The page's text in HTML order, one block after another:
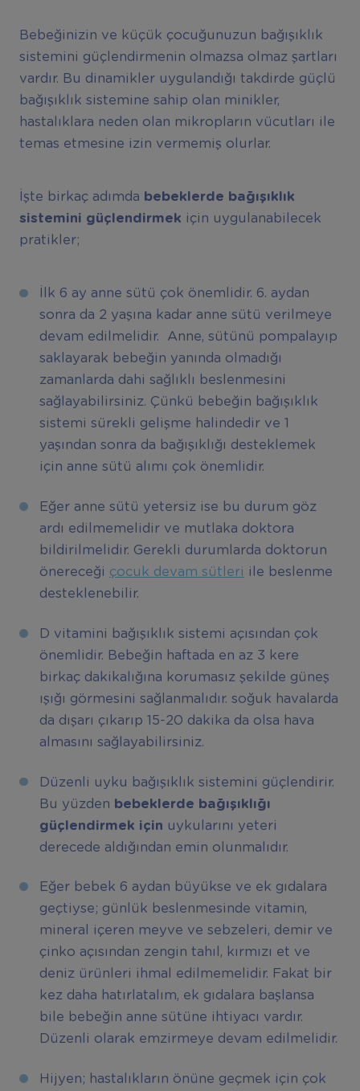
Bebeğinizin ve küçük çocuğunuzun bağışıklık
sistemini güçlendirmenin olmazsa olmaz şartları
vardır. Bu dinamikler uygulandığı takdirde güçlü
bağışıklık sistemine sahip olan minikler,
hastalıklara neden olan mikropların vücutları ile
temas etmesine izin vermemiş olurlar.
İşte birkaç adımda bebeklerde bağışıklık
sistemini güçlendirmek için uygulanabilecek
pratikler;
İlk 6 ay anne sütü çok önemlidir. 6. aydan
sonra da 2 yaşına kadar anne sütü verilmeye
devam edilmelidir. Anne, sütünü pompalayıp
saklayarak bebeğin yanında olmadığı
zamanlarda dahi sağlıklı beslenmesini
sağlayabilirsiniz. Çünkü bebeğin bağışıklık
sistemi sürekli gelişme halindedir ve 1
yaşından sonra da bağışıklığı desteklemek
için anne sütü alımı çok önemlidir.
Eğer anne sütü yetersiz ise bu durum göz
ardı edilmemelidir ve mutlaka doktora
bildirilmelidir. Gerekli durumlarda doktorun
önereceği çocuk devam sütleri ile beslenme
desteklenebilir.
D vitamini bağışıklık sistemi açısından çok
önemlidir. Bebeğin haftada en az 3 kere
birkaç dakikalığına korumasız şekilde güneş
ışığı görmesini sağlanmalıdır. soğuk havalarda
da dışarı çıkarıp 15-20 dakika da olsa hava
almasını sağlayabilirsiniz.
Düzenli uyku bağışıklık sistemini güçlendirir.
Bu yüzden bebeklerde bağışıklığı
güçlendirmek için uykularını yeteri
derecede aldığından emin olunmalıdır.
Eğer bebek 6 aydan büyükse ve ek gıdalara
geçtiyse; günlük beslenmesinde vitamin,
mineral içeren meyve ve sebzeleri, demir ve
çinko açısından zengin tahıl, kırmızı et ve
deniz ürünleri ihmal edilmemelidir. Fakat bir
kez daha hatırlatalım, ek gıdalara başlansa
bile bebeğin anne sütüne ihtiyacı vardır.
Düzenli olarak emzirmeye devam edilmelidir.
Hijyen; hastalıkların önüne geçmek için çok